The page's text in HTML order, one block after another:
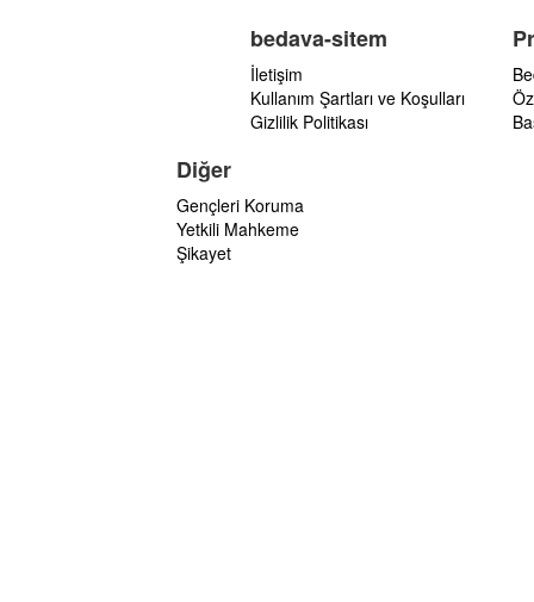
bedava-sitem
İletişim
Kullanım Şartları ve Koşulları
Gizlilik Politikası
Diğer
Gençleri Koruma
Yetkili Mahkeme
Şikayet